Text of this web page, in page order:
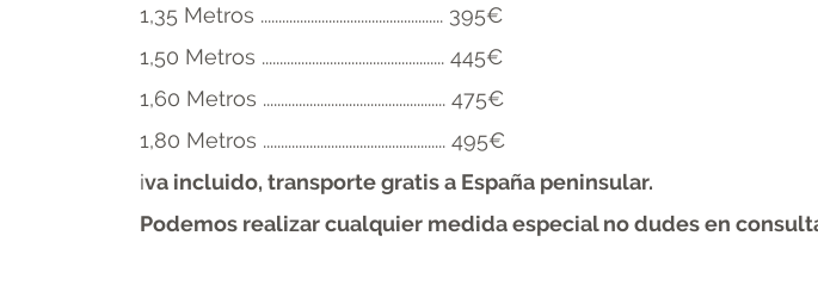
1,35 Metros ................................................... 395€
1,50 Metros ................................................... 445€
1,60 Metros ................................................... 475€
1,80 Metros ................................................... 495€
iva incluido, transporte gratis a España peninsular.
Podemos realizar cualquier medida especial no dudes en